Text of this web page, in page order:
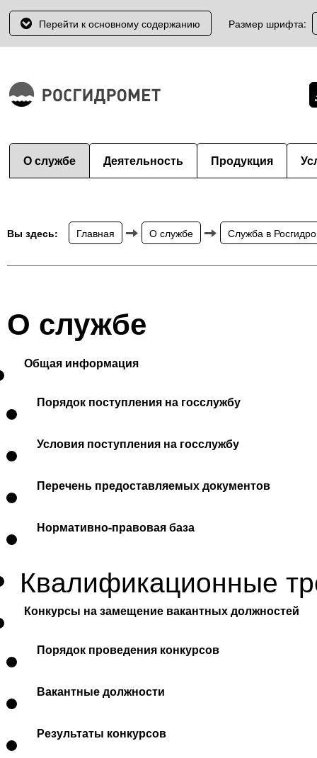
Перейти к основному содержанию Размер шрифта:
О службе Деятельность Продукция
Вы здесь: Главная О службе Служба в
О службе
Общая информация
Порядок поступления на госслужбу
Условия поступления на госслужбу
Перечень предоставляемых документов
Нормативно-правовая база
Квалификационные
Конкурсы на замещение вакантных должностей
Порядок проведения конкурсов
Вакантные должности
Результаты конкурсов